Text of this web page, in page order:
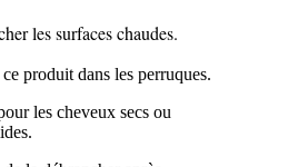
les surfaces chaudes.
produit dans les perruques.
les cheveux secs ou